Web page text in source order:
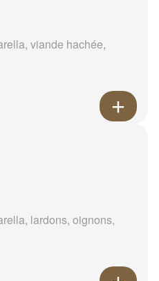
viande hachée,
lardons, oignons,